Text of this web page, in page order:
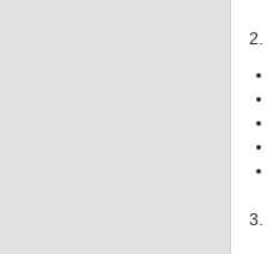
2.
3.